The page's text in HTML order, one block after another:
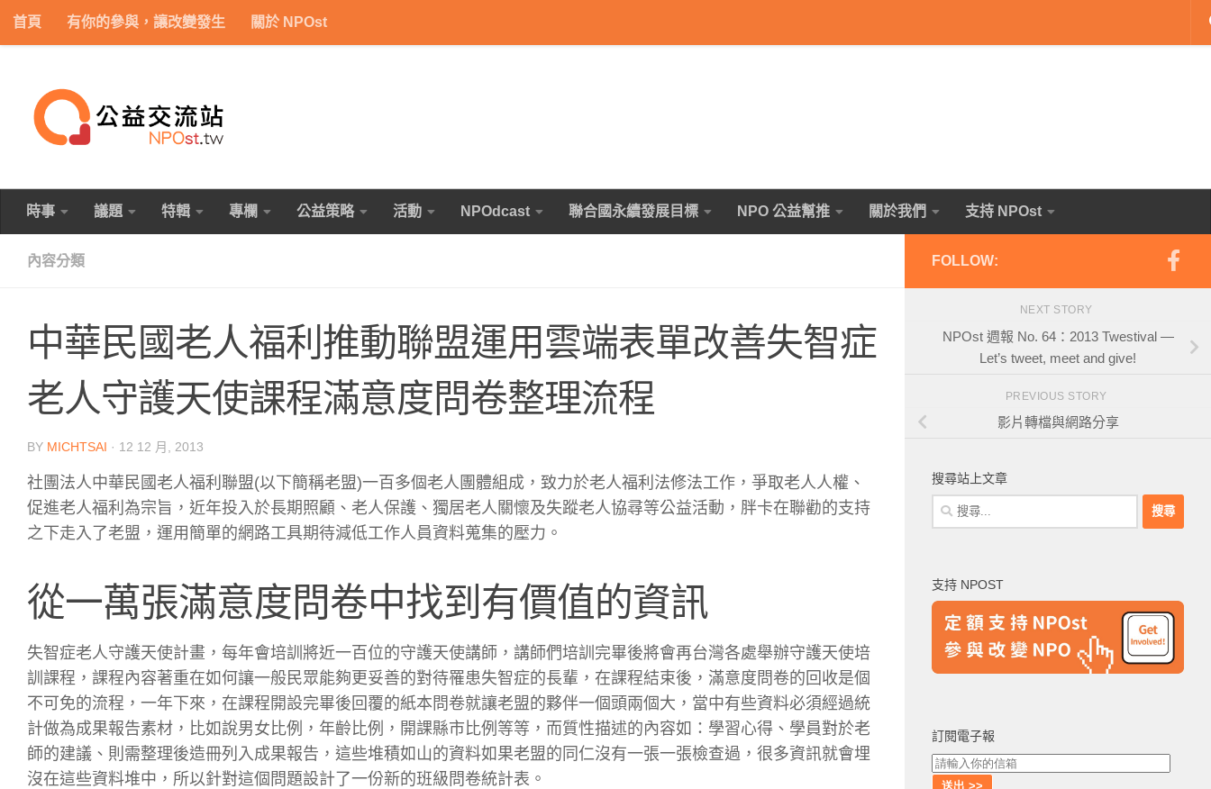
Skip to content
首頁 有你的參與，讓改變發生 關於 NPOst
時事 議題 特輯 專欄 公益策略 活動 NPOdcast 聯合國永續發展目標 NPO 公益幫推 關於我們 支持 NPOst
內容分類
中華民國老人福利推動聯盟運用雲端表單改善失智症
老人守護天使課程滿意度問卷整理流程
BY MICHTSAI · 12 12 月, 2013
社團法人中華民國老人福利聯盟(以下簡稱老盟)一百多個老人團體組成，致力於老人福利法修法工作，爭取老人人權、
促進老人福利為宗旨，近年投入於長期照顧、老人保護、獨居老人關懷及失蹤老人協尋等公益活動，胖卡在聯勸的支持
之下走入了老盟，運用簡單的網路工具期待減低工作人員資料蒐集的壓力。
從一萬張滿意度問卷中找到有價值的資訊
失智症老人守護天使計畫，每年會培訓將近一百位的守護天使講師，講師們培訓完畢後將會再台灣各處舉辦守護天使培
訓課程，課程內容著重在如何讓一般民眾能夠更妥善的對待罹患失智症的長輩，在課程結束後，滿意度問卷的回收是個
不可免的流程，一年下來，在課程開設完畢後回覆的紙本問卷就讓老盟的夥伴一個頭兩個大，當中有些資料必須經過統
計做為成果報告素材，比如說男女比例，年齡比例，開課縣市比例等等，而質性描述的內容如：學習心得、學員對於老
師的建議、則需整理後造冊列入成果報告，這些堆積如山的資料如果老盟的同仁沒有一張一張檢查過，很多資訊就會埋
沒在這些資料堆中，所以針對這個問題設計了一份新的班級問卷統計表。
FOLLOW:
NEXT STORY
NPOst 週報 No. 64：2013 Twestival —
Let’s tweet, meet and give!
PREVIOUS STORY
影片轉檔與網路分享
搜尋站上文章
搜
尋
字:
支持 NPOST
訂閱電子報